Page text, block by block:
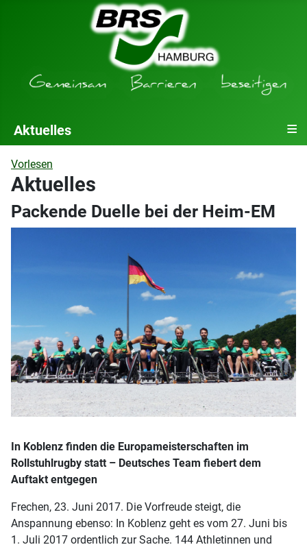
Aktuelles ≡
Vorlesen
Aktuelles
Packende Duelle bei der Heim-EM
In Koblenz finden die Europameisterschaften im
Rollstuhlrugby statt – Deutsches Team fiebert dem
Auftakt entgegen
Frechen, 23. Juni 2017. Die Vorfreude steigt, die
Anspannung ebenso: In Koblenz geht es vom 27. Juni bis
1. Juli 2017 ordentlich zur Sache. 144 Athletinnen und